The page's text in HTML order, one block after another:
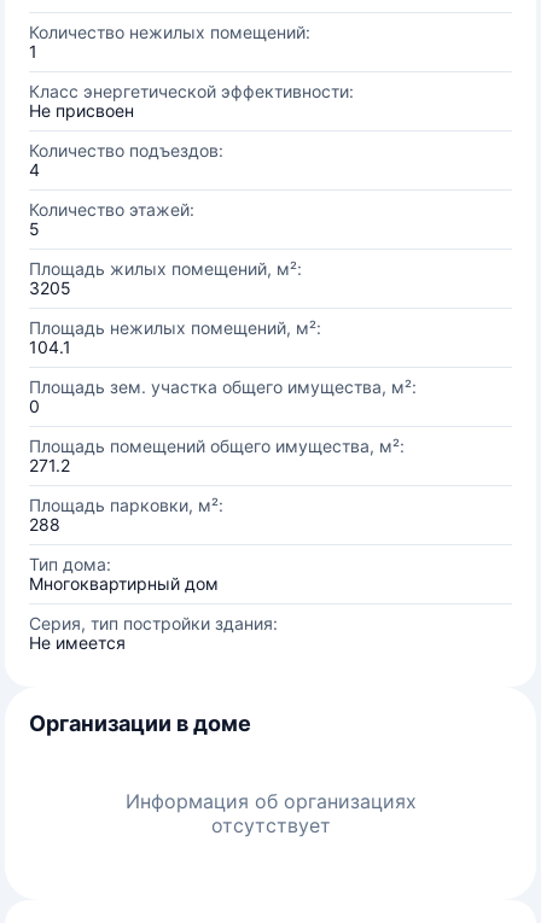
Количество нежилых помещений:
1
Класс энергетической эффективности:
Не присвоен
Количество подъездов:
4
Количество этажей:
5
Площадь жилых помещений, м²:
3205
Площадь нежилых помещений, м²:
104.1
Площадь зем. участка общего имущества, м²:
0
Площадь помещений общего имущества, м²:
271.2
Площадь парковки, м²:
288
Тип дома:
Многоквартирный дом
Серия, тип постройки здания:
Не имеется
Организации в доме
Информация об организациях
отсутствует